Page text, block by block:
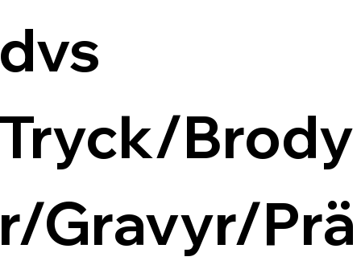
Brody
Gravyr/Prä